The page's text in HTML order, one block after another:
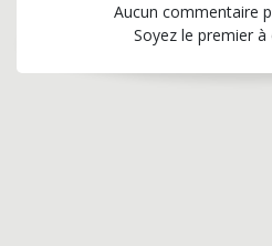
Aucun commentaire
Soyez le premier